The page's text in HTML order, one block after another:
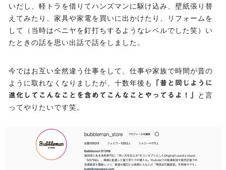
いだし、軽トラを借りてハンズマンに駆け込み、壁紙張り替
えてみたり、家具や家電を買いに出かけたり、リフォームを
して（当時はベニヤを釘打ちするようなレベルでした笑）い
たときの話を思い出話で話をしました。
今ではお互い全然違う仕事をして、仕事や家族で時間が昔の
ように取れなくなりましたが、十数年後も
「昔と同じように
進化してこんなことを含めてこんなことやってるよ！」
と言
ってやりたいです笑。